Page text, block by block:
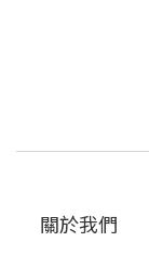
關於我們